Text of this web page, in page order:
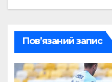
Пов’язаний запис